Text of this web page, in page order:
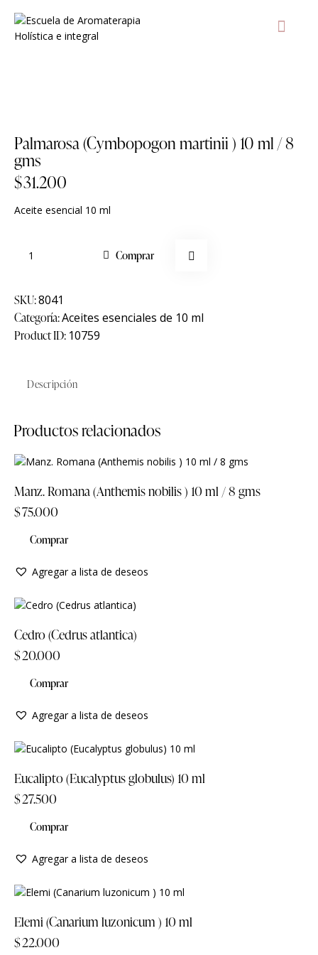
Palmarosa (Cymbopogon martinii ) 10 ml / 8
gms
$31.200
Aceite esencial 10 ml
Comprar
SKU:8041
Categoría:Aceites esenciales de 10 ml
Product ID: 10759
Descripción
Productos relacionados
Manz. Romana (Anthemis nobilis ) 10 ml / 8 gms
$75.000
Comprar
Agregar a lista de deseos
Cedro (Cedrus atlantica)
$20.000
Comprar
Agregar a lista de deseos
Eucalipto (Eucalyptus globulus) 10 ml
$27.500
Comprar
Agregar a lista de deseos
Elemi (Canarium luzonicum ) 10 ml
$22.000